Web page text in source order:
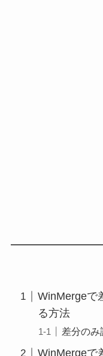
WinMergeで
る方法
差分のみ
WinMergeで